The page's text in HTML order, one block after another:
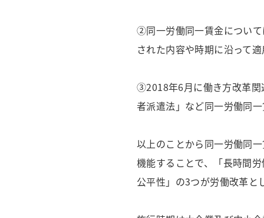
②同一労働同一賃金につい
された内容や時期に沿って
③2018年6月に働き方改革関
者派遣法」など同一労働同
以上のことから同一労働同
機能することで、「長時間
公平性」の3つが労働改革と